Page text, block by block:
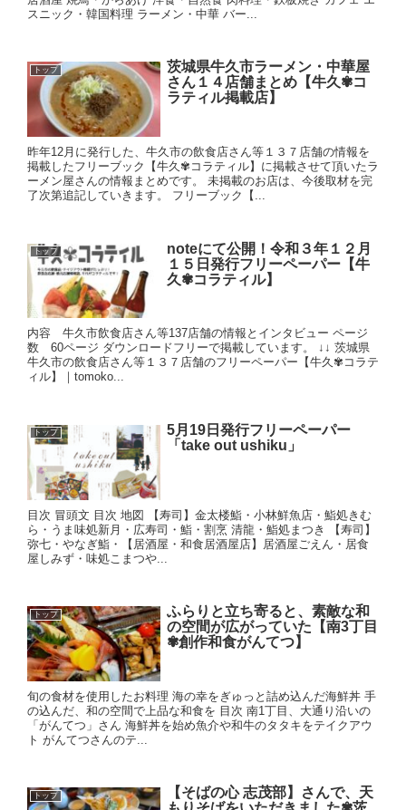
スニック・韓国料理 ラーメン・中華 バー...
トップ
茨城県牛久市ラーメン・中華屋
さん１４店舗まとめ【牛久✾コ
ラティル掲載店】
昨年12月に発行した、牛久市の飲食店さん等１３７店舗の情報を
掲載したフリーブック【牛久✾コラティル】に掲載させて頂いたラ
ーメン屋さんの情報まとめです。 未掲載のお店は、今後取材を完
了次第追記していきます。 フリーブック【...
トップ
noteにて公開！令和３年１２月
１５日発行フリーペーパー【牛
久✾コラティル】
内容 牛久市飲食店さん等137店舗の情報とインタビュー ページ
数 60ページ ダウンロードフリーで掲載しています。 ↓↓ 茨城県
牛久市の飲食店さん等１３７店舗のフリーペーパー【牛久✾コラテ
ィル】｜tomoko...
トップ
5月19日発行フリーペーパー
「take out ushiku」
目次 冒頭文 目次 地図 【寿司】金太楼鮨・小林鮮魚店・鮨処きむ
ら・うま味処新月・広寿司・鮨・割烹 清龍・鮨処まつき 【寿司】
弥七・やなぎ鮨・【居酒屋・和食居酒屋店】居酒屋ごえん・居食
屋しみず・味処こまつや...
トップ
ふらりと立ち寄ると、素敵な和
の空間が広がっていた【南3丁目
✾創作和食がんてつ】
旬の食材を使用したお料理 海の幸をぎゅっと詰め込んだ海鮮丼 手
の込んだ、和の空間で上品な和食を 目次 南1丁目、大通り沿いの
「がんてつ」さん 海鮮丼を始め魚介や和牛のタタキをテイクアウ
ト がんてつさんのテ...
トップ
【そばの心 志茂部】さんで、天